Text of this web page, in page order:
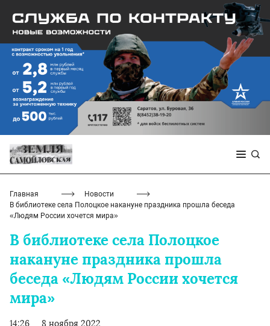
Главная
Новости
В библиотеке села Полоцкое накануне праздника прошла беседа
«Людям России хочется мира»
В библиотеке села Полоцкое
накануне праздника прошла
беседа «Людям России хочется
мира»
14:26 8 ноября 2022